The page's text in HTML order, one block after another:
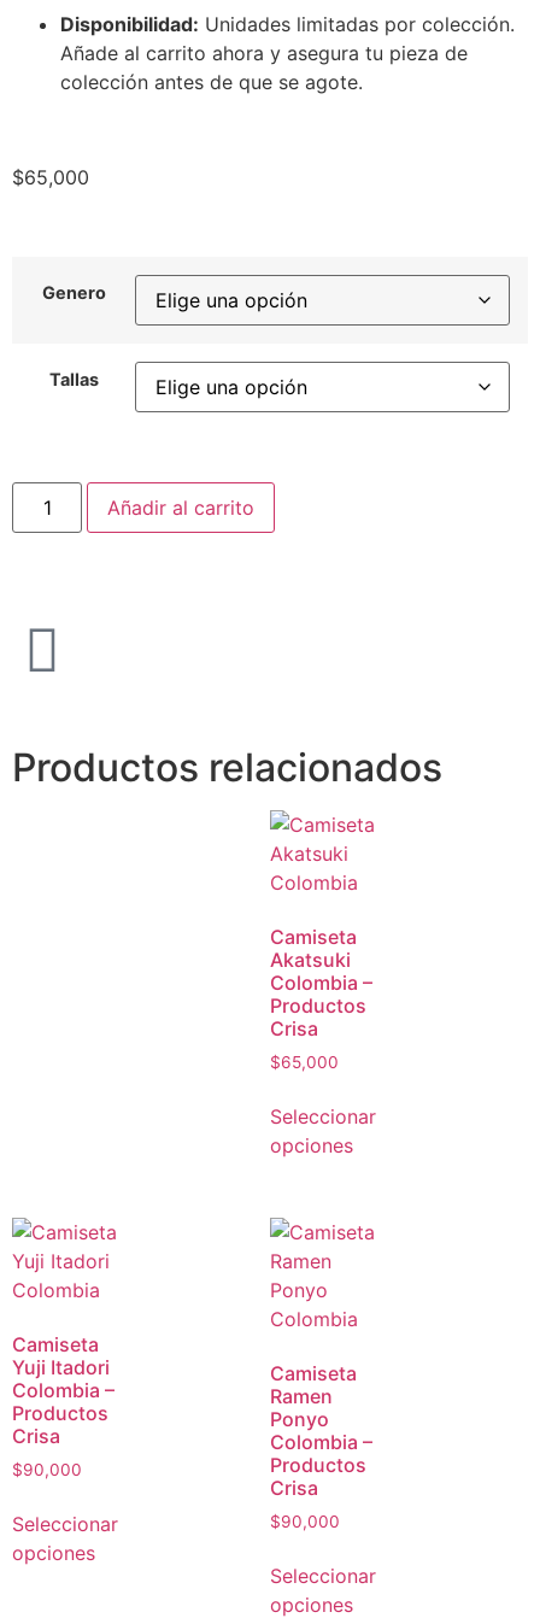
Disponibilidad: Unidades limitadas por colección.
Añade al carrito ahora y asegura tu pieza de
colección antes de que se agote.
$65,000
Genero
Tallas
Añadir al carrito
Productos relacionados
Camiseta
Akatsuki
Colombia –
Productos
Crisa
$65,000
Seleccionar
opciones
Camiseta
Yuji Itadori
Colombia –
Productos
Crisa
$90,000
Seleccionar
opciones
Camiseta
Ramen
Ponyo
Colombia –
Productos
Crisa
$90,000
Seleccionar
opciones